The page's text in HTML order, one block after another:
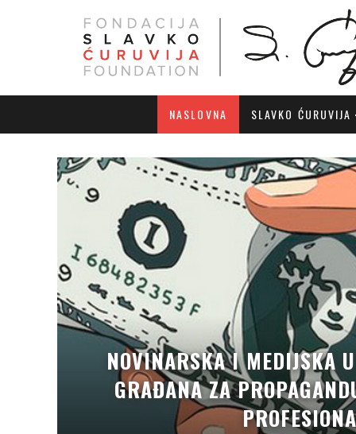
NASLOVNA SLAVKO ĆURUVIJA
NOVINARSKA I MEDIJSKA
GRAĐANA ZA